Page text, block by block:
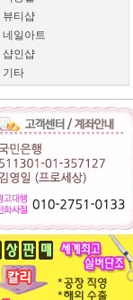
뷰티샵
네일아트
샵인샵
기타